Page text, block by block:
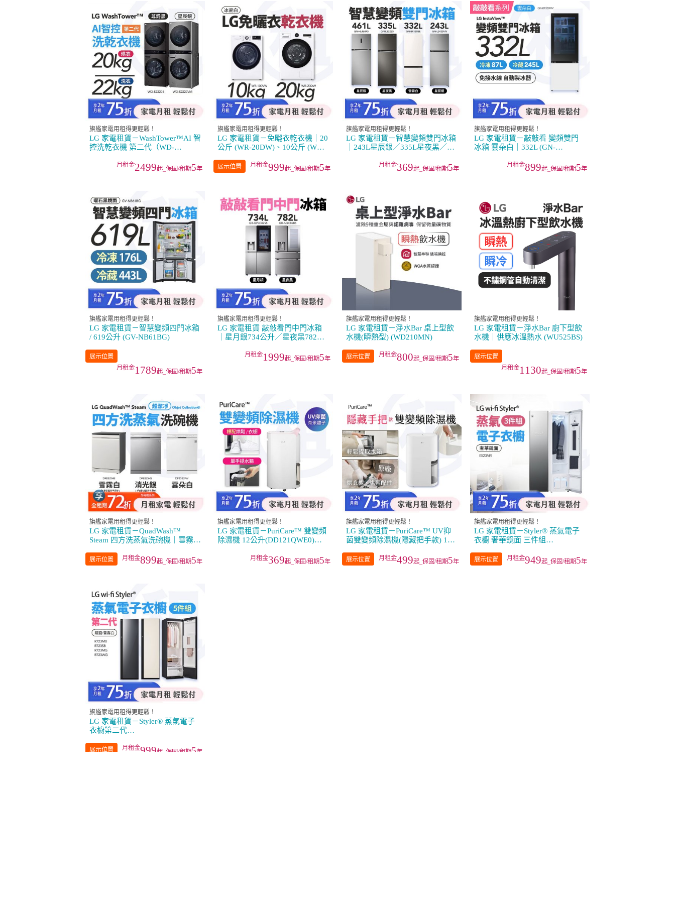
旗艦家電用租得更輕鬆！
LG 家電租賃－WashTower™AI 智
控洗乾衣機 第二代（WD-
2499起_保固/租期5年
旗艦家電用租得更輕鬆！
LG 家電租賃－免曬衣乾衣機｜20
公斤 (WR-20DW)、10公斤 (WR-
展示位置 999起_保固/租期5年
旗艦家電用租得更輕鬆！
LG 家電租賃－智慧變頻雙門冰箱
｜243L星辰銀／335L星夜黑／
369起_保固/租期5年
旗艦家電用租得更輕鬆！
LG 家電租賃－敲敲看 變頻雙門
冰箱 雲朵白｜332L (GN-
899起_保固/租期5年
旗艦家電用租得更輕鬆！
LG 家電租賃－智慧變頻四門冰箱
/ 619公升 (GV-NB61BG)
展示位置
1789起_保固/租期5年
旗艦家電用租得更輕鬆！
LG 家電租賃 敲敲看門中門冰箱
｜星月銀734公升／星夜黑782公
1999起_保固/租期5年
旗艦家電用租得更輕鬆！
LG 家電租賃－淨水Bar 桌上型飲
水機(瞬熱型) (WD210MN)
展示位置 800起_保固/租期5年
旗艦家電用租得更輕鬆！
LG 家電租賃－淨水Bar 廚下型飲
水機｜供應冰溫熱水 (WU525BS)
展示位置
1130起_保固/租期5年
旗艦家電用租得更輕鬆！
LG 家電租賃－QuadWash™
Steam 四方洗蒸氣洗碗機｜雪霧白
(DFB335HS)／雲朵白
(DFB533FW)
展示位置 899起_保固/租期5年
旗艦家電用租得更輕鬆！
LG 家電租賃－PuriCare™ 雙變頻
除濕機 12公升(DD121QWE0)／
369起_保固/租期5年
旗艦家電用租得更輕鬆！
LG 家電租賃－PuriCare™ UV抑
菌雙變頻除濕機(隱藏把手款) 18
展示位置 499起_保固/租期5年
旗艦家電用租得更輕鬆！
LG 家電租賃－Styler® 蒸氣電子
衣櫥 奢華鏡面 三件組
展示位置 949起_保固/租期5年
旗艦家電用租得更輕鬆！
LG 家電租賃－Styler® 蒸氣電子
衣櫥第二代
R723WG)
展示位置 999起_保固/租期5年